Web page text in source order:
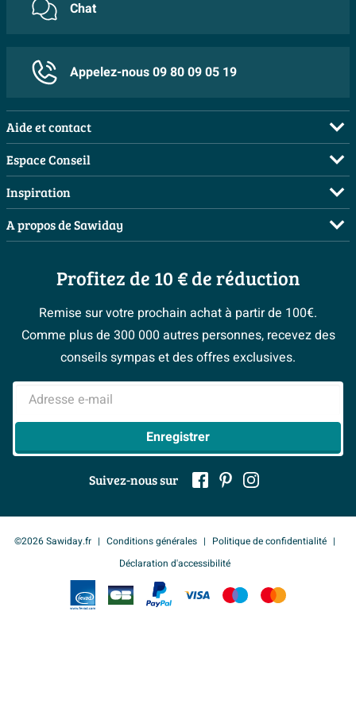
Chat
Appelez-nous 09 80 09 05 19
Aide et contact
FAQ
Commander
Payer
Livraison / retrait
Garantie & réclamations
Politique d’avis
> Service client
Espace Conseil
Demandez votre devis
Planificateur 3D
Les bons tuyaux
Inspiration
Salles de bains complètes
Inspiration toilettes
Moodboards
Magazine
#Mysawiday
> Inspiration salle de bains
A propos de Sawiday
Postes vacants
Sawiday PRO
Fevad
Ils parlent de nous
Mentions légales
Profitez de 10 € de réduction
Remise sur votre prochain achat à partir de 100€.
Comme plus de 300 000 autres personnes, recevez des
conseils sympas et des offres exclusives.
Adresse e-mail
Enregistrer
Suivez-nous sur
©2026 Sawiday.fr Conditions générales
Politique de confidentialité
Déclaration d'accessibilité